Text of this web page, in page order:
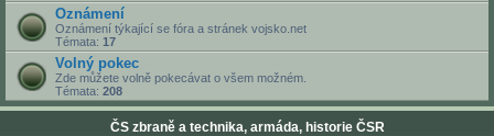
Oznámení
Oznámení týkající se fóra a stránek vojsko.net
Témata: 17
Volný pokec
Zde můžete volně pokecávat o všem možném.
Témata: 208
ČS zbraně a technika, armáda, historie ČSR